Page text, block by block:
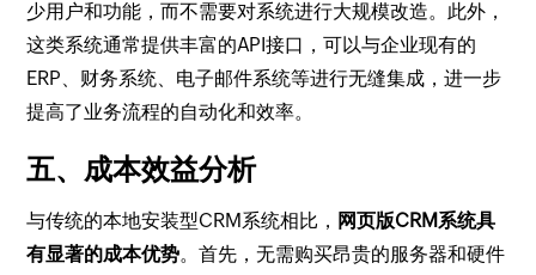
少用户和功能，而不需要对系统进行大规模改造。此外，
这类系统通常提供丰富的API接口，可以与企业现有的
ERP、财务系统、电子邮件系统等进行无缝集成，进一步
提高了业务流程的自动化和效率。
五、成本效益分析
与传统的本地安装型CRM系统相比， 网页版CRM系统具
有显著的成本优势。首先，无需购买昂贵的服务器和硬件